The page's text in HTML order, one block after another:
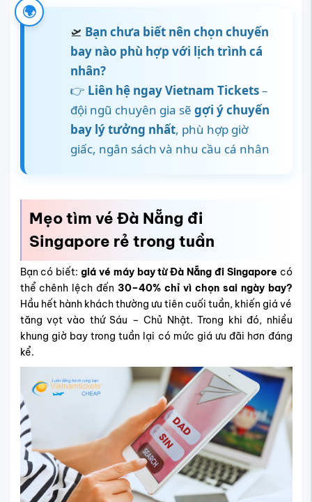
🌍
🛫 Bạn chưa biết nên chọn chuyến
bay nào phù hợp với lịch trình cá
nhân?
👉 Liên hệ ngay Vietnam Tickets–
đội ngũ chuyên gia sẽ gợi ý chuyến
bay lý tưởng nhất, phù hợp giờ
giấc, ngân sách và nhu cầu cá nhân
Mẹo tìm vé Đà Nẵng đi
Singapore rẻ trong tuần
Bạn có biết: giá vé máy bay từ Đà Nẵng đi Singapore có
thể chênh lệch đến 30–40% chỉ vì chọn sai ngày bay?
Hầu hết hành khách thường ưu tiên cuối tuần, khiến giá vé
tăng vọt vào thứ Sáu – Chủ Nhật. Trong khi đó, nhiều
khung giờ bay trong tuần lại có mức giá ưu đãi hơn đáng
kể.